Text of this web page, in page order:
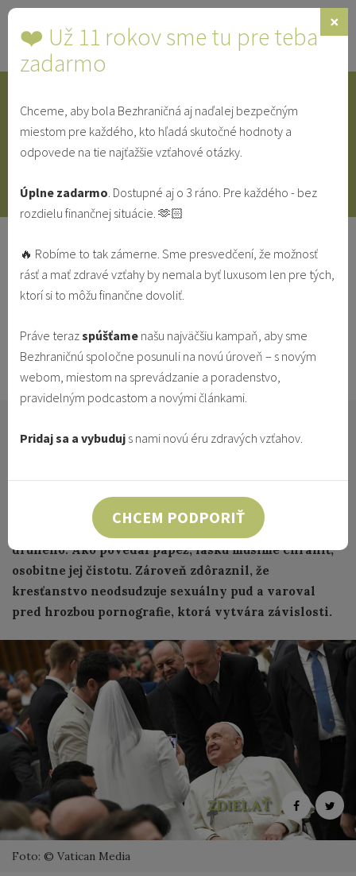
Toggle
IDENTITA SINGLE SVEDECTVÁ
Katechéza pápeža Františka o
nerestiach a cnostiach: Smilstvo
ČISTOTA PREKLAD SEXUALITA
Vatican News
21.1.2024 Vzťahy & Identita
audiencie pokračoval v cykle katechéz o nerestiach
nenásytnosti. Je jedovatým putom, ktoré zbavuje
slobody a ženie človeka k túžbe vlastniť toho
druhého. Ako povedal pápež, lásku musíme chrániť,
osobitne jej čistotu. Zároveň zdôraznil, že
kresťanstvo neodsudzuje sexuálny pud a varoval
pred hrozbou pornografie, ktorá vytvára závislosti.
ZDIELAŤ
Foto: © Vatican Media
❤️ Už 11 rokov sme tu pre teba
zadarmo
×
Chceme, aby bola Bezhraničná aj naďalej bezpečným
miestom pre každého, kto hľadá skutočné hodnoty a
odpovede na tie najťažšie vzťahové otázky.
Úplne zadarmo. Dostupné aj o 3 ráno. Pre každého - bez
rozdielu finančnej situácie. 🫶🏻
🔥 Robíme to tak zámerne. Sme presvedčení, že možnosť
rásť a mať zdravé vzťahy by nemala byť luxusom len pre tých,
ktorí si to môžu finančne dovoliť.
Práve terazspúšťame našu najväčšiu kampaň, aby sme
Bezhraničnú spoločne posunuli na novú úroveň – s novým
webom, miestom na sprevádzanie a poradenstvo,
pravidelným podcastom a novými článkami.
Pridaj sa a vybuduj s nami novú éru zdravých vzťahov.
CHCEM PODPORIŤ